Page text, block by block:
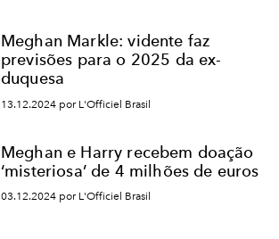
Meghan Markle: vidente faz
previsões para o 2025 da ex-
duquesa
13.12.2024 por L'Officiel Brasil
Meghan e Harry recebem doação
‘misteriosa’ de 4 milhões de euros
03.12.2024 por L'Officiel Brasil